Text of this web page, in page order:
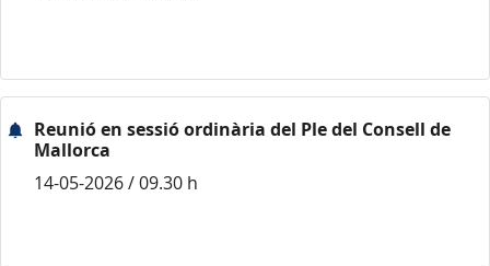
Reunió en sessió ordinària del Ple del Consell de
Mallorca
14-05-2026 / 09.30 h